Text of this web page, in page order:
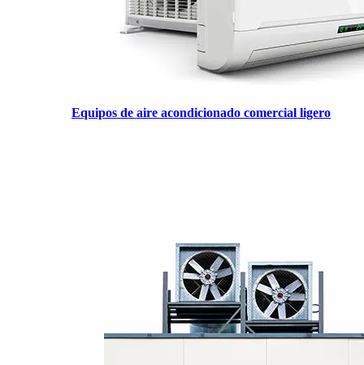
Equipos de aire acondicionado comercial ligero